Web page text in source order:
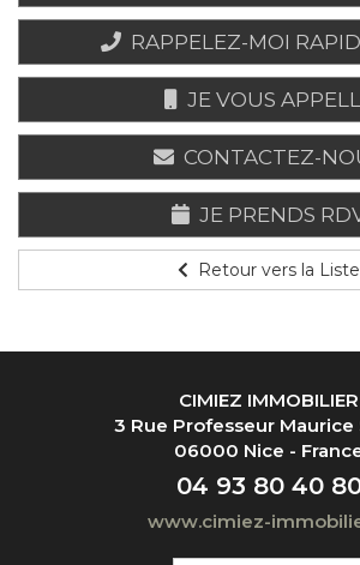
RAPPELEZ-MOI
JE VOUS
CONTACTEZ-
JE PRENDS
Retour vers la Liste
CIMIEZ IMMOBILIER
3 Rue Professeur Maurice
06000 Nice -
04 93 80 40
www.cimiez-